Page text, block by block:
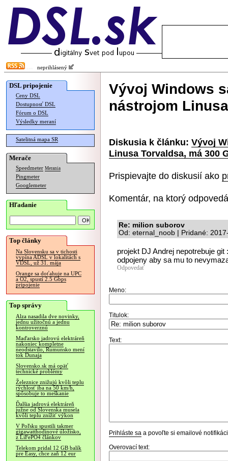
neprihlásený
DSL pripojenie
Ceny DSL
Dostupnosť DSL
Fórum o DSL
Výsledky meraní
Satelitná mapa SR
Merače
Speedmeter Merania
Pingmeter
Googlemeter
Hľadanie
Top články
Na Slovensku sa v tichosti
vypína ADSL v lokalitách s
VDSL, už 31. mája
Orange sa doťahuje na UPC
a O2, spustí 2.5 Gbps
pripojenie
Top správy
Alza nasadila dve novinky,
jednu užitočnú a jednu
kontroverznú
Maďarsko jadrovú elektráreň
nakoniec kompletne
neodstavilo, Rumunsko mení
tok Dunaja
Slovensko.sk má opäť
technické problémy
Železnice znižujú kvôli teplu
rýchlosť iba na 50 km/h,
spôsobuje to meškanie
Ďalšia jadrová elektráreň
južne od Slovenska musela
kvôli teplu znížiť výkon
V Poľsku spustili takmer
gigawatthodinové úložisko,
z LiFePO4 článkov
Telekom pridal 12 GB balík
pre Easy, chce zaň 12 eur
Vývoj Windows
nástrojom
Diskusia k článku: Vývoj
Linusa Torvaldsa, má 300
Prispievajte do diskusií ako
Komentár, na ktorý
Re: milion suborov
Od: eternal_noob | Pridané:
projekt DJ Andrej nepotrebuje
odpojeny aby sa mu to
Odpovedať
Meno:
Titulok:
Text:
Prihláste sa a povoľte si emailové
Overovací text: